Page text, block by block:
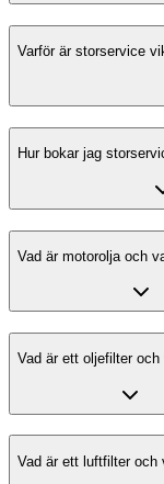
Varför är storservice
Hur bokar jag
Vad är motorolja och
Vad är ett oljefilter och
Vad är ett luftfilter och